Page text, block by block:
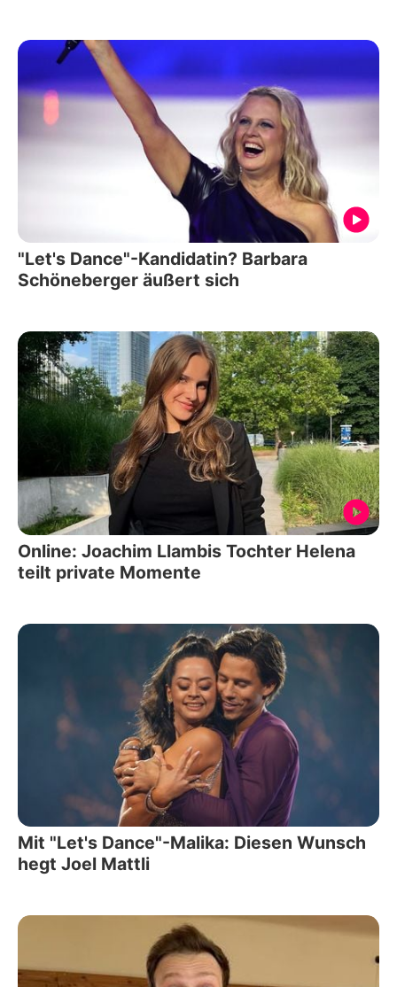
"Let's Dance"-Kandidatin? Barbara
Schöneberger äußert sich
Online: Joachim Llambis Tochter Helena
teilt private Momente
Mit "Let's Dance"-Malika: Diesen Wunsch
hegt Joel Mattli